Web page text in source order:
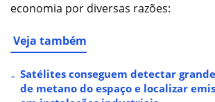
economia por diversas razões:
Veja também
Satélites conseguem detectar
de metano do espaço e localizar